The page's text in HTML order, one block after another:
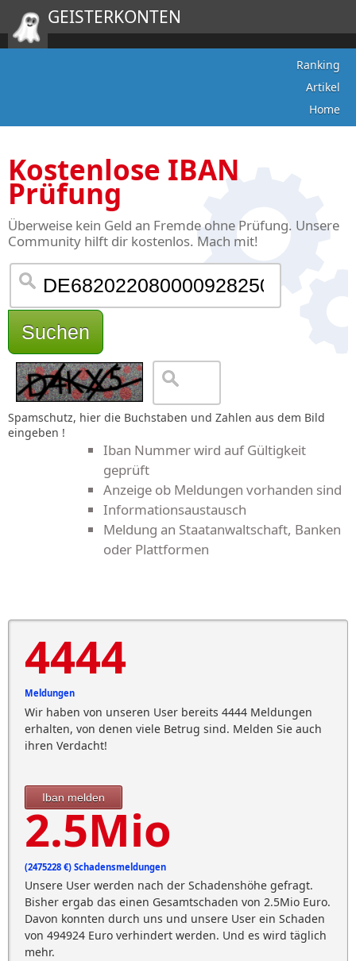
GEISTERKONTEN
Ranking
Artikel
Home
Kostenlose IBAN
Prüfung
Überweise kein Geld an Fremde ohne Prüfung. Unsere
Community hilft dir kostenlos. Mach mit!
Suchen
Spamschutz, hier die Buchstaben und Zahlen aus dem Bild
eingeben !
Iban Nummer wird auf Gültigkeit
geprüft
Anzeige ob Meldungen vorhanden sind
Informationsaustausch
Meldung an Staatanwaltschaft, Banken
oder Plattformen
4444
Meldungen
Wir haben von unseren User bereits 4444 Meldungen
erhalten, von denen viele Betrug sind. Melden Sie auch
ihren Verdacht!
Iban melden
2.5Mio
(2475228 €) Schadensmeldungen
Unsere User werden nach der Schadenshöhe gefragt.
Bisher ergab das einen Gesamtschaden von 2.5Mio Euro.
Davon konnten durch uns und unsere User ein Schaden
von 494924 Euro verhindert werden. Und es wird täglich
mehr.